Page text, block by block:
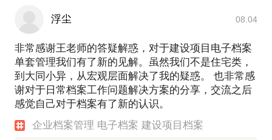
2024年至今，在中建智地负责档案管理工作
能够帮你的企业解决：
如何高效的从事档案整理工作
如何更好的进行档案数字化工作
如何挑选、管理、运维档案管理系统
档案管理制度及相关流程的建立
经理，统筹管理档案工作、印章管理、公文管理以及
部分信息安全工作。
2022年～2024年，在航天软件担任资深档案产品经
理，负责数字档案管理系统产品规划、数字档案标准
规范撰写、数学档案系统需求调研及培训工作。
2024年至今，在中建智地任职档案管理总监，全面负
责公司档案管理工作。
站在时间的路口，感谢现在的自己，对过去负责，为
浮尘 08.04
非常感谢王老师的答疑解惑，对于建设项目电子档案
单套管理我们有了新的见解。虽然我们不是住宅类，
到大同小异，从宏观层面解决了我的疑惑。 也非常感
谢对于日常档案工作问题解决方案的分享，交流之后
感觉自己对于档案有了新的认识。
企业档案管理 电子档案 建设项目档案